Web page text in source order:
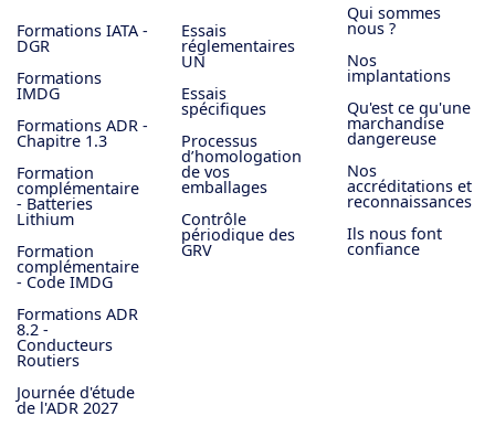
Formations IATA -
DGR
Formations
IMDG
Formations ADR -
Chapitre 1.3
Formation
complémentaire
- Batteries
Lithium
Formation
complémentaire
- Code IMDG
Formations ADR
8.2 -
Conducteurs
Routiers
​Journée d'étude
de l'ADR 2027
Essais
réglementaires
UN
Essais
spécifiques
Processus
d’homologation
de vos
emballages
Contrôle
périodique des
GRV
Qui sommes
nous ?
Nos
implantations
Qu'est ce qu'une
marchandise
dangereuse
Nos
accréditations et
reconnaissances
Ils nous font
confiance